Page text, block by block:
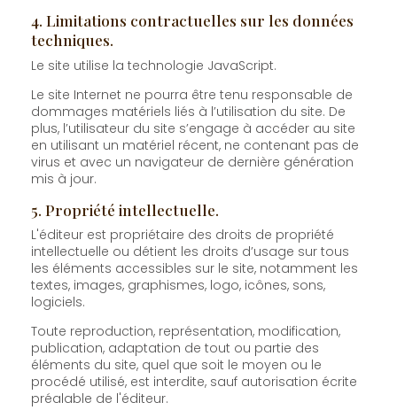
4. Limitations contractuelles sur les données
techniques.
Le site utilise la technologie JavaScript.
Le site Internet ne pourra être tenu responsable de
dommages matériels liés à l’utilisation du site. De
plus, l’utilisateur du site s’engage à accéder au site
en utilisant un matériel récent, ne contenant pas de
virus et avec un navigateur de dernière génération
mis à jour.
5. Propriété intellectuelle.
L'éditeur est propriétaire des droits de propriété
intellectuelle ou détient les droits d’usage sur tous
les éléments accessibles sur le site, notamment les
textes, images, graphismes, logo, icônes, sons,
logiciels.
Toute reproduction, représentation, modification,
publication, adaptation de tout ou partie des
éléments du site, quel que soit le moyen ou le
procédé utilisé, est interdite, sauf autorisation écrite
préalable de l'éditeur.